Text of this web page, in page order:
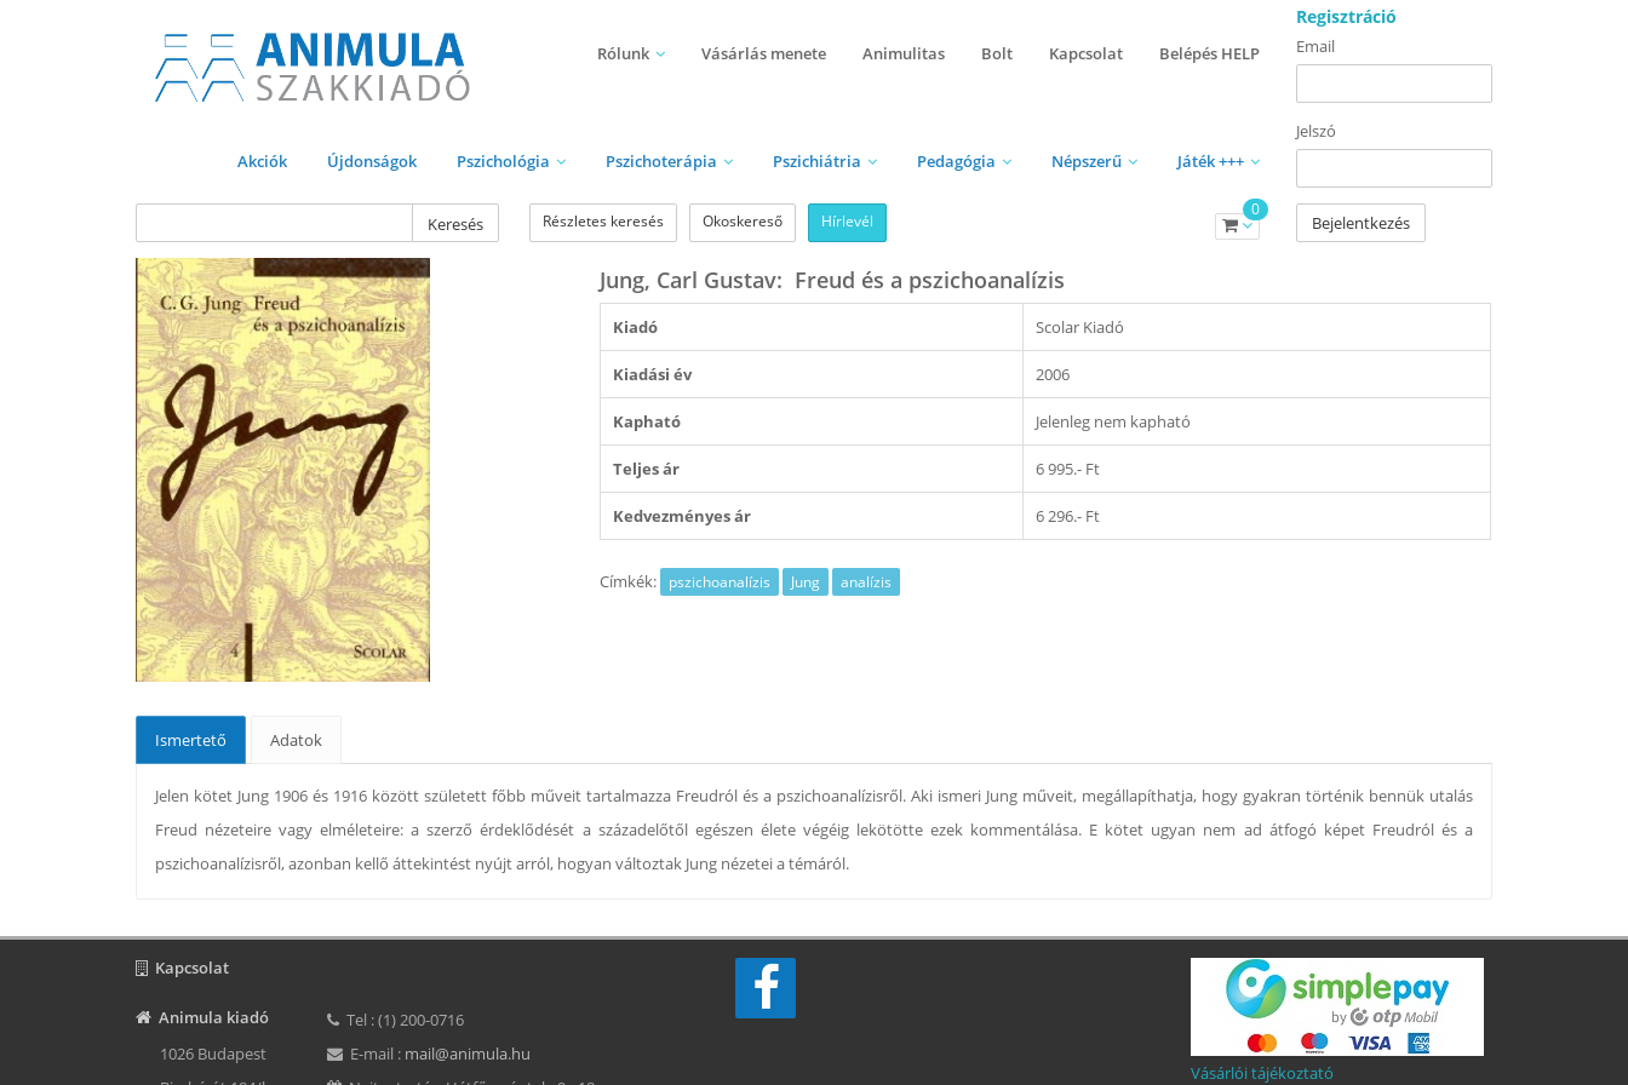
Rólunk Vásárlás menete Animulitas Bolt Kapcsolat Belépés HELP
Akciók Újdonságok Pszichológia Pszichoterápia Pszichiátria Pedagógia Népszerű Játék +++
Keresés Részletes keresés Okoskereső Hírlevél
0
Regisztráció
Email
Jelszó
Bejelentkezés
Jung, Carl Gustav: Freud és a pszichoanalízis
Kiadó Scolar Kiadó
Kiadási év 2006
Kapható Jelenleg nem kapható
Teljes ár 6 995.- Ft
Kedvezményes ár 6 296.- Ft
Címkék: pszichoanalízis Jung analízis
Ismertető Adatok
Jelen kötet Jung 1906 és 1916 között született főbb műveit tartalmazza Freudról és a pszichoanalízisről. Aki ismeri Jung műveit, megállapíthatja, hogy gyakran történik bennük utalás
Freud nézeteire vagy elméleteire: a szerző érdeklődését a századelőtől egészen élete végéig lekötötte ezek kommentálása. E kötet ugyan nem ad átfogó képet Freudról és a
pszichoanalízisről, azonban kellő áttekintést nyújt arról, hogyan változtak Jung nézetei a témáról.
Kapcsolat
Animula kiadó
1026 Budapest
Tel : (1) 200-0716
E-mail : mail@animula.hu
Vásárlói tájékoztató